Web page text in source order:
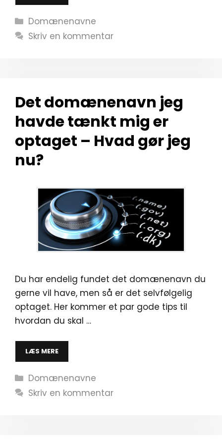
Kategorier
Domænenavne
Skriv en kommentar
Det domænenavn jeg
havde tænkt mig er
optaget – Hvad gør jeg
nu?
Du har endelig fundet det domænenavn du
gerne vil have, men så er det selvfølgelig
optaget. Her kommer et par gode tips til
hvordan du skal …
LÆS MERE
Kategorier
Domænenavne
Skriv en kommentar